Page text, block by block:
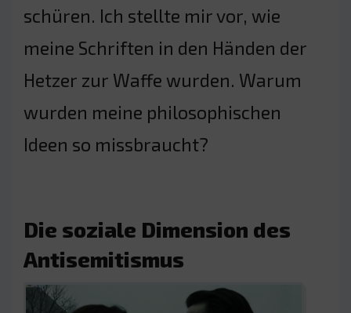
schüren. Ich stellte mir vor, wie
meine Schriften in den Händen der
Hetzer zur Waffe wurden. Warum
wurden meine philosophischen
Ideen so missbraucht?
Die soziale Dimension des
Antisemitismus